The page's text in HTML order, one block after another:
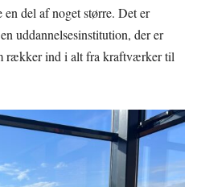
del af noget større. Det er
uddannelsesinstitution, der er
rækker ind i alt fra kraftværker til